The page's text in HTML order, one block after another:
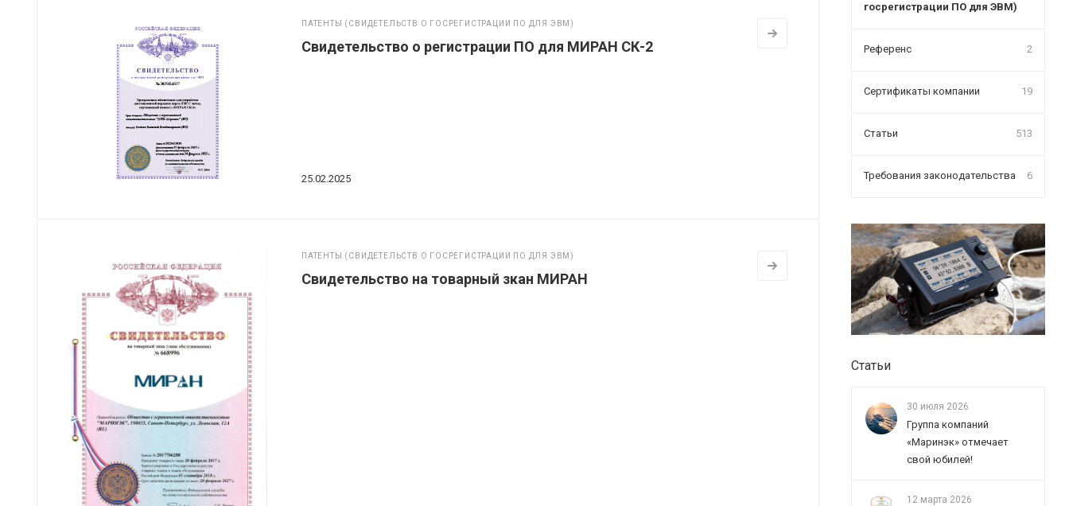
ПАТЕНТЫ (СВИДЕТЕЛЬСТВ О ГОСРЕГИСТРАЦИИ ПО ДЛЯ ЭВМ)
25.02.2025
Свидетельство о регистрации ПО для МИРАН СК-2
ПАТЕНТЫ (СВИДЕТЕЛЬСТВ О ГОСРЕГИСТРАЦИИ ПО ДЛЯ ЭВМ)
Свидетельство на товарный зкан МИРАН
госрегистрации ПО для ЭВМ)
Референс 2
Сертификаты компании 19
Статьи 513
Требования законодательства 6
Статьи
30 июля 2026
Группа компаний
«Маринэк» отмечает
свой юбилей!
12 марта 2026